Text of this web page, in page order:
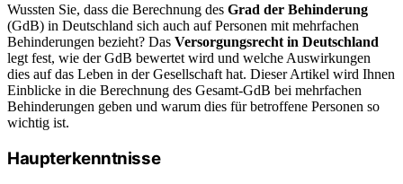
Wussten Sie, dass die Berechnung des Grad der Behinderung
(GdB) in Deutschland sich auch auf Personen mit mehrfachen
Behinderungen bezieht? Das Versorgungsrecht in Deutschland
legt fest, wie der GdB bewertet wird und welche Auswirkungen
dies auf das Leben in der Gesellschaft hat. Dieser Artikel wird Ihnen
Einblicke in die Berechnung des Gesamt-GdB bei mehrfachen
Behinderungen geben und warum dies für betroffene Personen so
wichtig ist.
Haupterkenntnisse